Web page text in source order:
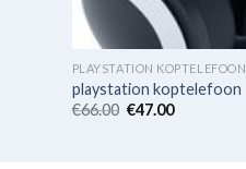
PLAYSTATION KOPTELEFOON
playstation koptelefoon
€66.00 €47.00